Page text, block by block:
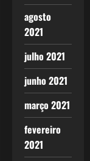
agosto
2021
julho 2021
junho 2021
março 2021
fevereiro
2021